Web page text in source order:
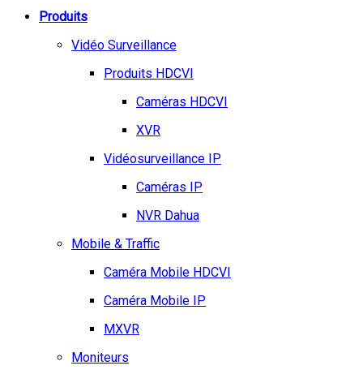
Produits
Vidéo Surveillance
Produits HDCVI
Caméras HDCVI
XVR
Vidéosurveillance IP
Caméras IP
NVR Dahua
Mobile & Traffic
Caméra Mobile HDCVI
Caméra Mobile IP
MXVR
Moniteurs